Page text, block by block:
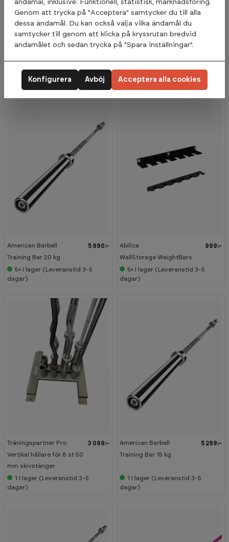
Abilica
Skivstång Olympisk 20 kg
220 cm 50 mm
2 799:-
5+ I lager (Leveranstid 3-5
American Barbell
Cerakote Training Bar
Navy Blue 20 kg
dagar)
American Barbell
Training Bar 20 kg
5 990:-
5+
I lager (Leveranstid 3-5
dagar)
Abilica
WallStorage WeightBars
999:-
5+
I lager (Leveranstid 3-5
dagar)
Träningspartner Pro
Vertikal hållare för 8 st 50
mm skivstänger
3 099:-
1 I lager (Leveranstid 3-5
dagar)
American Barbell
Training Bar 15 kg
5 299:-
1 I lager (Leveranstid 3-5
dagar)
ändamål, inklusive: Funktionell, statistisk, marknadsföring.
Genom att trycka på "Acceptera" samtycker du till alla
dessa ändamål. Du kan också välja vilka ändamål du
samtycker till genom att klicka på kryssrutan bredvid
ändamålet och sedan trycka på "Spara inställningar".
Avböj
Konfigurera Acceptera alla cookies